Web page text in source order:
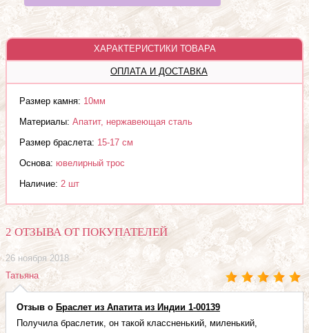
ХАРАКТЕРИСТИКИ ТОВАРА
ОПЛАТА И ДОСТАВКА
Размер камня: 10мм
Материалы: Апатит, нержавеющая сталь
Размер браслета: 15-17 см
Основа: ювелирный трос
Наличие: 2 шт
2 ОТЗЫВА ОТ ПОКУПАТЕЛЕЙ
26 ноября 2018
Татьяна
Отзыв о Браслет из Апатита из Индии 1-00139
Получила браслетик, он такой классненький, миленький,